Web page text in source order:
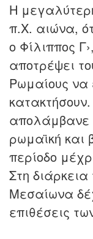
Η
π.Χ. αιώνα,
ο Φίλιππος
αποτρέψει
Ρωμαίους να
απολάμβανε
ρωμαϊκή και
περίοδο
Στη διάρκεια
Μεσαίωνα
επιθέσεις